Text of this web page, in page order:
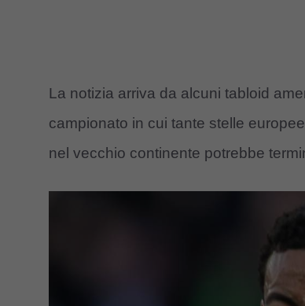
La notizia arriva da alcuni tabloid
campionato in cui tante stelle
nel vecchio continente potrebbe